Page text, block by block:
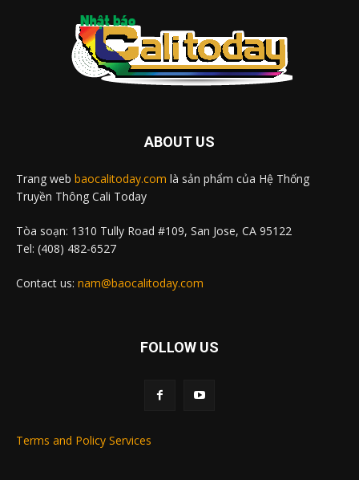
ABOUT US
Trang web baocalitoday.com là sản phẩm của Hệ Thống
Truyền Thông Cali Today
Tòa soạn: 1310 Tully Road #109, San Jose, CA 95122
Tel: (408) 482-6527
Contact us: nam@baocalitoday.com
FOLLOW US
Terms and Policy Services